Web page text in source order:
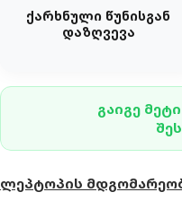
ქარხნული წუნისგან
დაზღვევა
გაიგე
ლეპტოპის